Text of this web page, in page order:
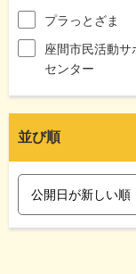
プラっとざま
座間市民活動サ
センター
並び順